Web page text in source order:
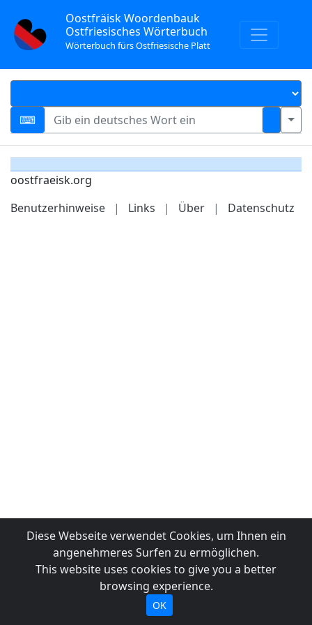
Oostfräisk Woordenbauk
Ostfriesisches Wörterbuch
Wörterbuch fürs Ostfriesische Platt
oostfraeisk.org
Benutzerhinweise
| Links | Über | Datenschutz
Diese Webseite verwendet Cookies, um Ihnen ein
angenehmeres Surfen zu ermöglichen.
This website uses cookies to give you a better
browsing experience.
OK